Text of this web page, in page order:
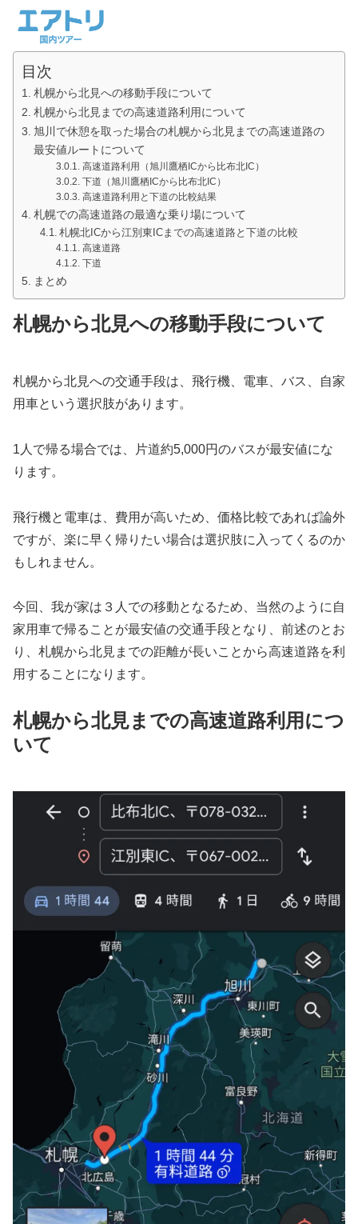
目次
札幌から北見への移動手段について
札幌から北見までの高速道路利用について
旭川で休憩を取った場合の札幌から北見までの高速道路の
最安値ルートについて
高速道路利用（旭川鷹栖ICから比布北IC）
下道（旭川鷹栖ICから比布北IC）
高速道路利用と下道の比較結果
札幌での高速道路の最適な乗り場について
札幌北ICから江別東ICまでの高速道路と下道の比較
高速道路
下道
まとめ
札幌から北見への移動手段について
札幌から北見への交通手段は、飛行機、電車、バス、自家
用車という選択肢があります。
1人で帰る場合では、片道約5,000円のバスが最安値にな
ります。
飛行機と電車は、費用が高いため、価格比較であれば論外
ですが、楽に早く帰りたい場合は選択肢に入ってくるのか
もしれません。
今回、我が家は３人での移動となるため、当然のように自
家用車で帰ることが最安値の交通手段となり、前述のとお
り、札幌から北見までの距離が長いことから高速道路を利
用することになります。
札幌から北見までの高速道路利用につ
いて